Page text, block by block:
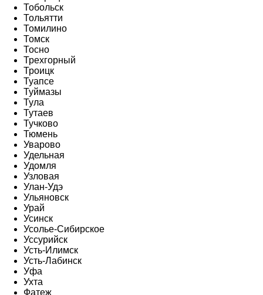
Тобольск
Тольятти
Томилино
Томск
Тосно
Трехгорный
Троицк
Туапсе
Туймазы
Тула
Тутаев
Тучково
Тюмень
Уварово
Удельная
Удомля
Узловая
Улан-Удэ
Ульяновск
Урай
Усинск
Усолье-Сибирское
Уссурийск
Усть-Илимск
Усть-Лабинск
Уфа
Ухта
Фатеж